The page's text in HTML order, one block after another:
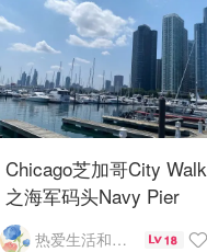
Chicago芝加哥City Walk
之海军码头Navy Pier
热爱生活和自由的轻舞飞扬 18